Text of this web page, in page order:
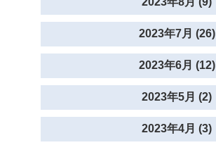
2023年7月 (26)
2023年6月 (12)
2023年5月 (2)
2023年4月 (3)